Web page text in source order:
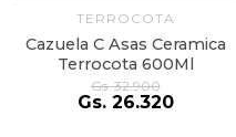
TERROCOTA
Cazuela C Asas Ceramica
Terrocota 600Ml
Gs. 32.900
Gs. 26.320